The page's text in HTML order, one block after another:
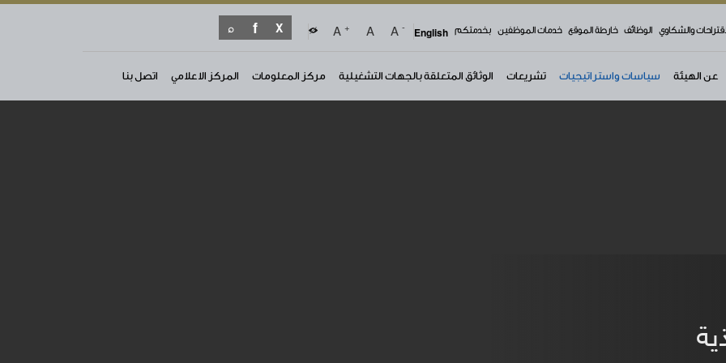
topوالشكاوي الوظائف خارطة الموقع خدمات الموظفين بخدمتكم English
-
A
A
+
A
عن الهيئة سياسات واستراتيجيات تشريعات الوثائق المتعلقة بالجهات التشغيلية مركز المعلومات المركز الاعلامي اتصل بنا